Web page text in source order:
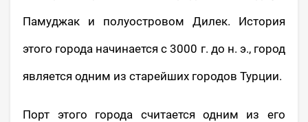
Памуджак и полуостровом Дилек. История
этого города начинается с 3000 г. до н. э., город
является одним из старейших городов Турции.
Порт этого города считается одним из его